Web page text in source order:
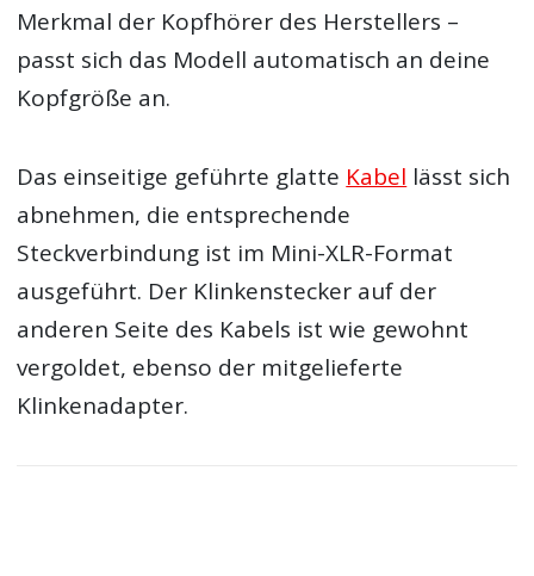
Merkmal der Kopfhörer des Herstellers –
passt sich das Modell automatisch an deine
Kopfgröße an.
Das einseitige geführte glatte Kabel lässt sich
abnehmen, die entsprechende
Steckverbindung ist im Mini-XLR-Format
ausgeführt. Der Klinkenstecker auf der
anderen Seite des Kabels ist wie gewohnt
vergoldet, ebenso der mitgelieferte
Klinkenadapter.